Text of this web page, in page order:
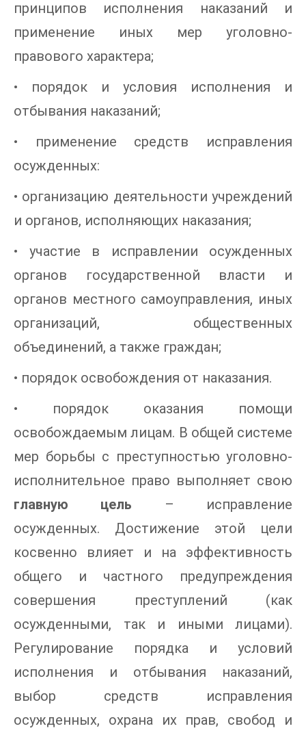
принципов исполнения наказаний и
применение иных мер уголовно-
правового характера;
• порядок и условия исполнения и
отбывания наказаний;
• применение средств исправления
осужденных:
• организацию деятельности учреждений
и органов, исполняющих наказания;
• участие в исправлении осужденных
органов государственной власти и
органов местного самоуправления, иных
организаций, общественных
объединений, а также граждан;
• порядок освобождения от наказания.
• порядок оказания помощи
освобождаемым лицам. В общей системе
мер борьбы с преступностью уголовно-
исполнительное право выполняет свою
главную цель – исправление
осужденных. Достижение этой цели
косвенно влияет и на эффективность
общего и частного предупреждения
совершения преступлений (как
осужденными, так и иными лицами).
Регулирование порядка и условий
исполнения и отбывания наказаний,
выбор средств исправления
осужденных, охрана их прав, свобод и